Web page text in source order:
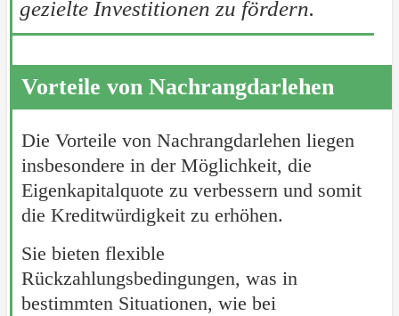
gezielte Investitionen zu fördern.
Vorteile von Nachrangdarlehen
Die Vorteile von Nachrangdarlehen liegen
insbesondere in der Möglichkeit, die
Eigenkapitalquote zu verbessern und somit
die Kreditwürdigkeit zu erhöhen.
Sie bieten flexible
Rückzahlungsbedingungen, was in
bestimmten Situationen, wie bei